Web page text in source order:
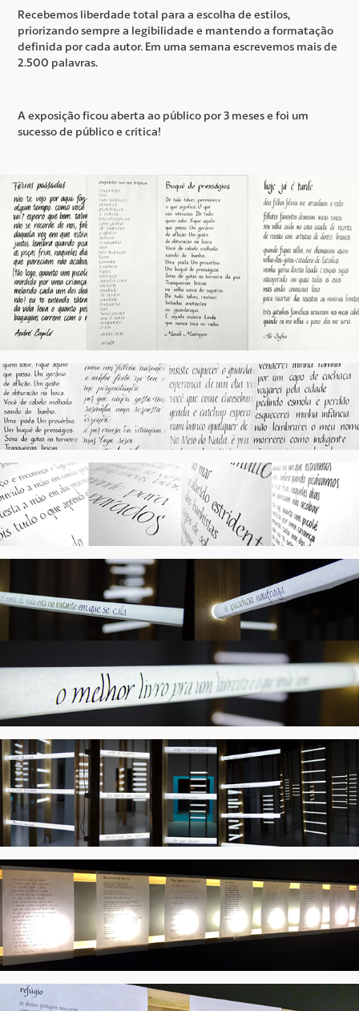
Recebemos liberdade total para a escolha de estilos,
priorizando sempre a legibilidade e mantendo a formatação
definida por cada autor. Em uma semana escrevemos mais de
2.500 palavras.
A exposição ficou aberta ao público por 3 meses e foi um
sucesso de público e crítica!